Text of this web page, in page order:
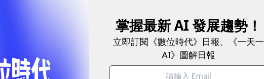
掌握最新 AI 發展趨勢！
立即訂閱《數位時代》日報、《一天一
AI》圖解日報